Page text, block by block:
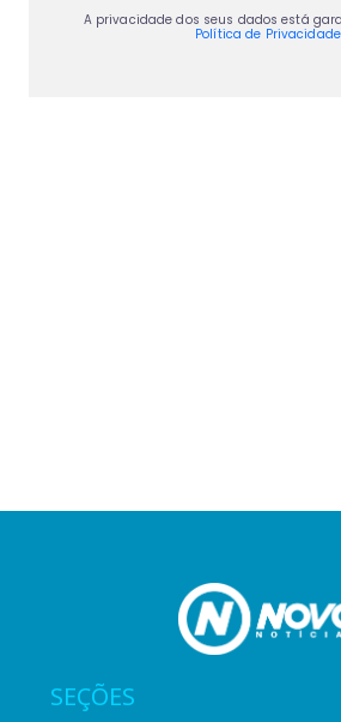
A privacidade dos seus dados está
Política de Privacidade
SEÇÕES